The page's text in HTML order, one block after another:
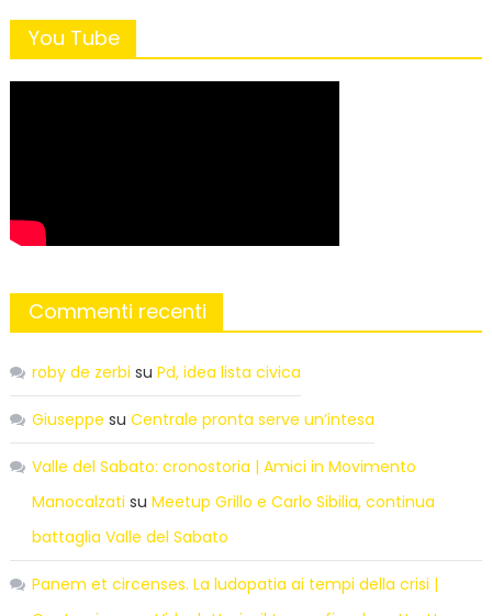
You Tube
Commenti recenti
roby de zerbi su Pd, idea lista civica
Giuseppe su Centrale pronta serve un’intesa
Valle del Sabato: cronostoria | Amici in Movimento
Manocalzati su Meetup Grillo e Carlo Sibilia, continua
battaglia Valle del Sabato
Panem et circenses. La ludopatia ai tempi della crisi |